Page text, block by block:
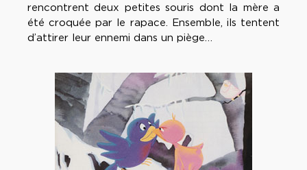
rencontrent deux petites souris dont la mère a
été croquée par le rapace. Ensemble, ils tentent
d’attirer leur ennemi dans un piège…